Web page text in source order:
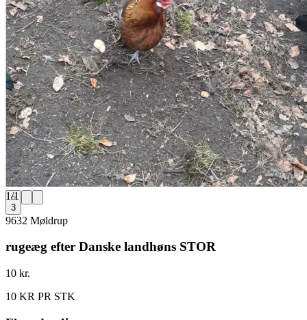
1/1
3
9632 Møldrup
rugeæg efter Danske landhøns STOR
10 kr.
10 KR PR STK